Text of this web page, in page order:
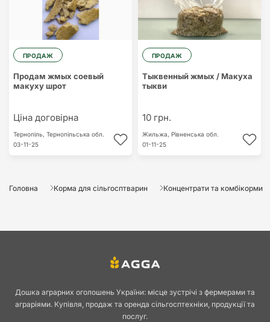
ПРОДАЖ
Продам жмых соевый
макуху шрот
Ціна договірна
Тернопіль, Тернопільська обл.
03-11-25
ПРОДАЖ
Тыквенный жмых / Макуха
тыкви
10 грн.
Жильжа, Рівненська обл.
01-11-25
Головна Корма для сільгосптварин Концентрати та комбікорми
Дошка аграрних оголошень України: місце зустрічі з фермерами та
аграріями. Купівля, продаж та оренда сільгосптехніки, продукції та
послуг.